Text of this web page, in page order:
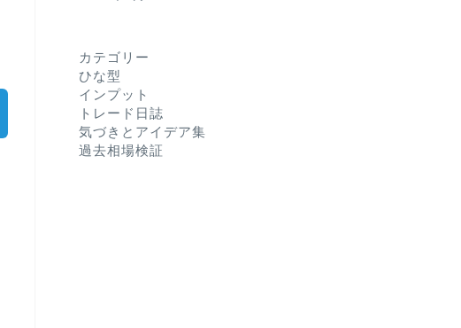
カテゴリー
ひな型
インプット
トレード日誌
気づきとアイデア集
過去相場検証